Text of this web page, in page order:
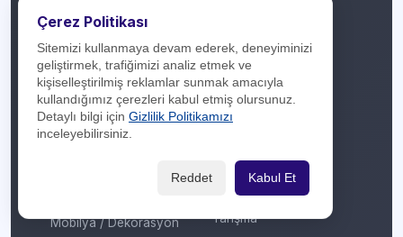
Kargo
Konaklama
Kozmetik / Kişisel Bakım
Kripto Platformu
Kuru Temizleme
Mobilya / Dekorasyon
Sömestir
Takas
Taksit Atlat
Tiyatro / Müzikal
Vergi Ödeme
Yarışma
Çerez Politikası
Sitemizi kullanmaya devam ederek, deneyiminizi
geliştirmek, trafiğimizi analiz etmek ve
kişiselleştirilmiş reklamlar sunmak amacıyla
kullandığımız çerezleri kabul etmiş olursunuz.
Detaylı bilgi için Gizlilik Politikamızı
inceleyebilirsiniz.
Reddet Kabul Et